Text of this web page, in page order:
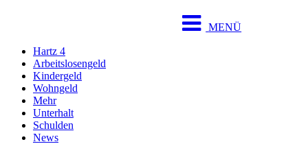
MENÜ
Hartz 4
Arbeitslosengeld
Kindergeld
Wohngeld
Mehr
Unterhalt
Schulden
News